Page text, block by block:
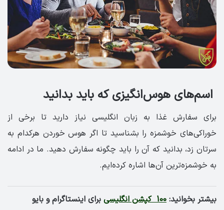
اسم‌های هوس‌انگیزی که باید بدانید
برای سفارش غذا به زبان انگلیسی نیاز دارید تا برخی از
خوراکی‌های خوشمزه را بشناسید تا اگر هوس خوردن هرکدام به
سرتان زد، بدانید که آن را باید چگونه سفارش دهید. ما در ادامه
به خوشمزه‌ترین آن‌ها اشاره کرده‌ایم.
بیشتر بخوانید: 100 کپشن انگلیسی برای اینستاگرام و بایو